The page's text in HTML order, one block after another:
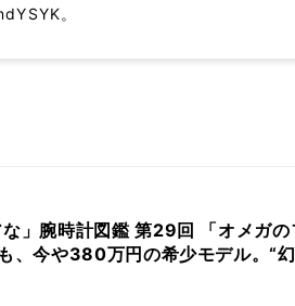
。
」腕時計図鑑 第29回 「オメガ
、今や380万円の希少モデル。“